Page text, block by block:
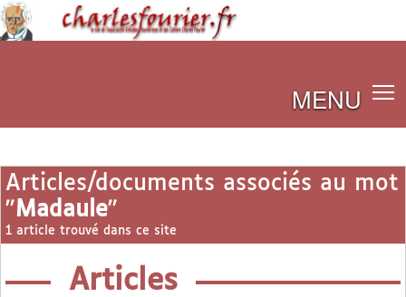
MENU
Articles/documents associés au mot
"Madaule"
1 article trouvé dans ce site
Articles